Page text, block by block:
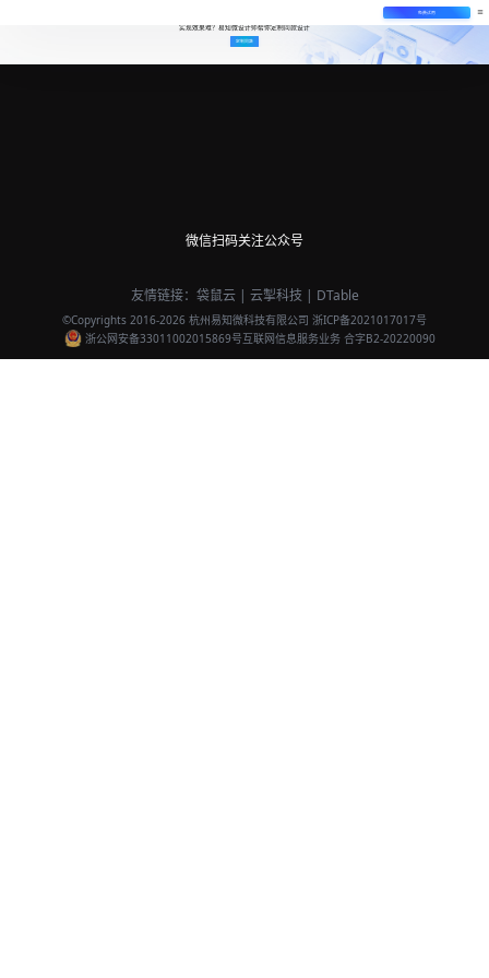
免费试用
实现效果难？易知微设计师帮你定制同款设计
定制同款
微信扫码关注公众号
友情链接： 袋鼠云 | 云掣科技 | DTable
©Copyrights 2016-2026 杭州易知微科技有限公司 浙ICP备2021017017号
浙公网安备33011002015869号互联网信息服务业务 合字B2-20220090